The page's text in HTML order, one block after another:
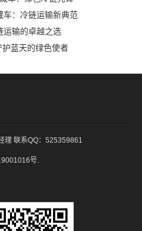
车：冷链运输新典范
运输的卓越之选
蓝天的绿色使者
理 联系QQ：525359861
号.